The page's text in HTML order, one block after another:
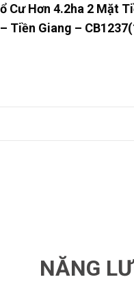
Cư Hơn 4.2ha 2 Mặt
Tiền Giang –
NĂNG